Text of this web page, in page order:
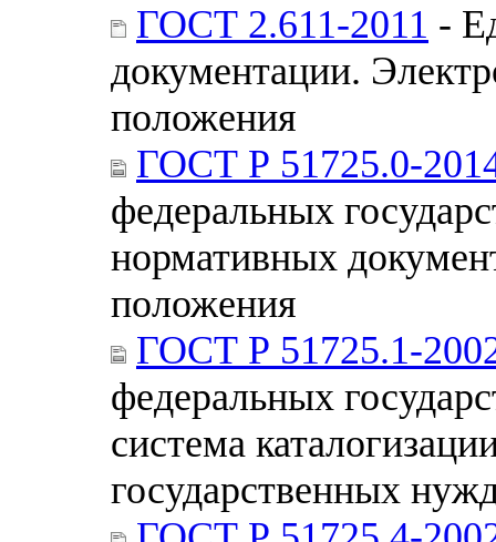
ГОСТ 2.611-2011 -
документации.
положения
ГОСТ Р 51725.0-
федеральных
нормативных
положения
ГОСТ Р 51725.1-
федеральных
система
государственных